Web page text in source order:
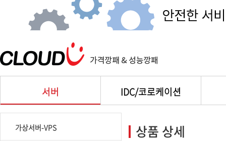
서버 IDC/코로케이션
가상서버-VPS 상품 상세